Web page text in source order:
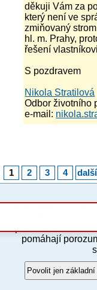
děkuji Vám za
který není ve
zmiňovaný
hl. m. Prahy,
řešení
S pozdravem
Nikola Stratilová
Odbor životního
e-mail:
1 2 3 4 další
Povinné a
© 2012–2019 MČ
Tyto stránky
správnou funkci.
pomáhají
Povolit jen